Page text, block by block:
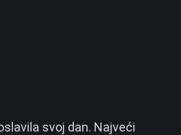
svoj dan. Najveći